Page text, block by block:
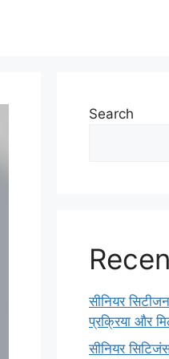
Search
सीनियर
प्रक्रिया और
सीनियर